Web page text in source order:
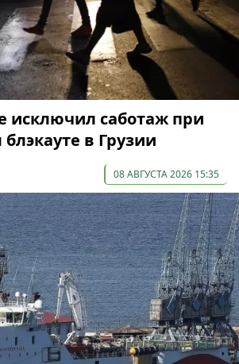
исключил саботаж при
в Грузии
08 АВГУСТА 2026 15:35